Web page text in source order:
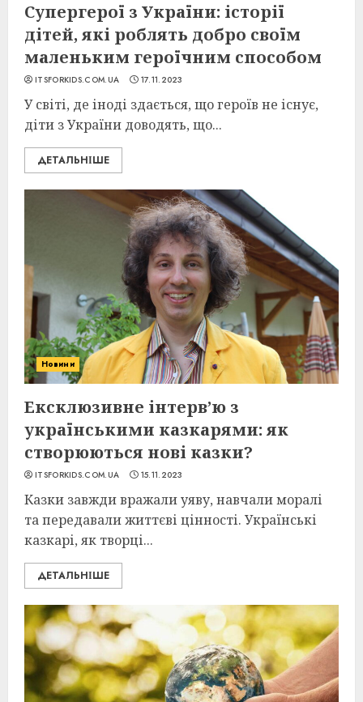
Супергерої з України: історії
дітей, які роблять добро своїм
маленьким героїчним способом
ITSFORKIDS.COM.UA 17.11.2023
У світі, де іноді здається, що героїв не існує,
діти з України доводять, що...
ДЕТАЛЬНІШЕ
Новини
Ексклюзивне інтерв’ю з
українськими казкарями: як
створюються нові казки?
ITSFORKIDS.COM.UA 15.11.2023
Казки завжди вражали уяву, навчали моралі
та передавали життєві цінності. Українські
казкарі, як творці...
ДЕТАЛЬНІШЕ